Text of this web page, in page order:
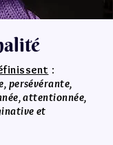
:
persévérante,
attentionnée,
et